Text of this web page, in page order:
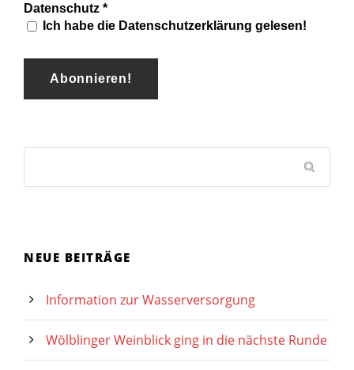
Datenschutz *
Ich habe die Datenschutzerklärung gelesen!
NEUE BEITRÄGE
Information zur Wasserversorgung
Wölblinger Weinblick ging in die nächste Runde